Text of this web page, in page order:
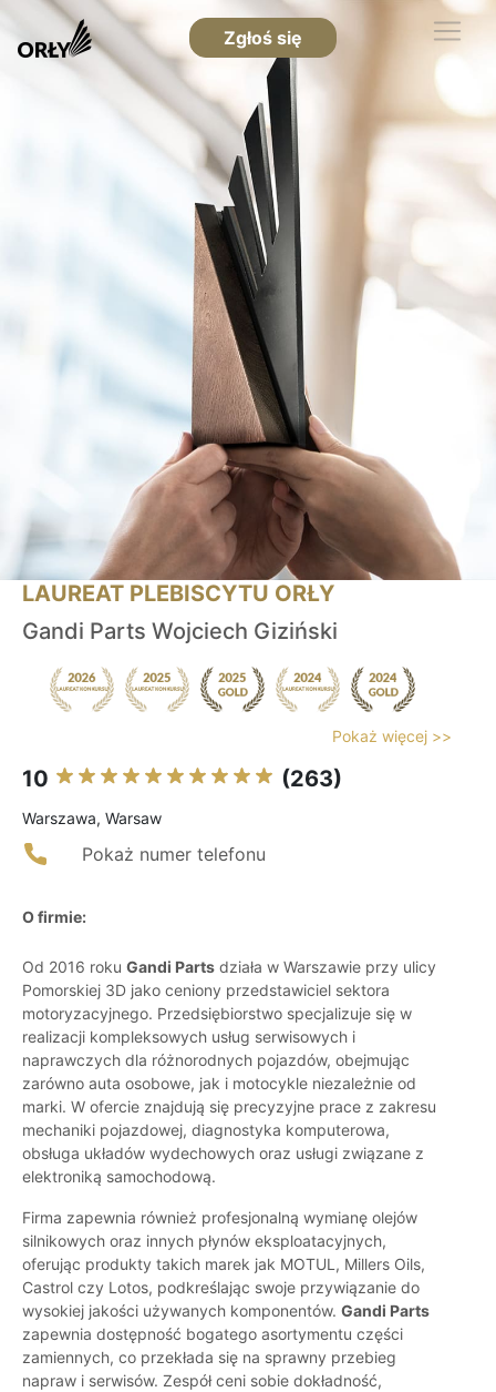
Zgłoś się
LAUREAT PLEBISCYTU ORŁY
Gandi Parts Wojciech Giziński
Pokaż więcej >>
10 (263)
Warszawa, Warsaw
Pokaż numer telefonu
O firmie:
Od 2016 roku Gandi Parts działa w Warszawie przy ulicy
Pomorskiej 3D jako ceniony przedstawiciel sektora
motoryzacyjnego. Przedsiębiorstwo specjalizuje się w
realizacji kompleksowych usług serwisowych i
naprawczych dla różnorodnych pojazdów, obejmując
zarówno auta osobowe, jak i motocykle niezależnie od
marki. W ofercie znajdują się precyzyjne prace z zakresu
mechaniki pojazdowej, diagnostyka komputerowa,
obsługa układów wydechowych oraz usługi związane z
elektroniką samochodową.
Firma zapewnia również profesjonalną wymianę olejów
silnikowych oraz innych płynów eksploatacyjnych,
oferując produkty takich marek jak MOTUL, Millers Oils,
Castrol czy Lotos, podkreślając swoje przywiązanie do
wysokiej jakości używanych komponentów. Gandi Parts
zapewnia dostępność bogatego asortymentu części
zamiennych, co przekłada się na sprawny przebieg
napraw i serwisów. Zespół ceni sobie dokładność,